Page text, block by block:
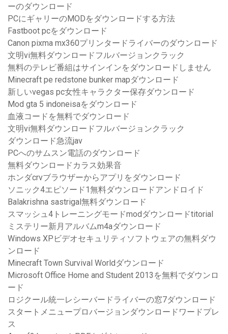
ーのダウンロード
PCにギャリーのMODをダウンロードする方法
Fastboot pcをダウンロード
Canon pixma mx360プリンタードライバーのダウンロード
文明vi無料ダウンロードフルバージョンクラック
無料のテレビ番組はサインインをダウンロードしません
Minecraft pe redstone bunker mapダウンロード
新しいvegas pc女性キャラクター保存ダウンロード
Mod gta 5 indoneisaをダウンロード
血液コードを無料でダウンロード
文明vi無料ダウンロードフルバージョンクラック
ダウンロード急流jav
PCへのサムスン電話のダウンロード
無料ダウンロードカラス効果音
ホンダcrvブラウザーからアプリをダウンロード
ソニック4エピソード1無料ダウンロードアンドロイド
Balakrishna sastrigal無料ダウンロード
スマッシュ4トレーニングモードmodダウンロードtitorial
ミステリー新月アルバムm4aダウンロード
Windows XPビデオセキュリティソフトウェアの無料ダウ
ンロード
Minecraft Town Survival Worldダウンロード
Microsoft Office Home and Student 2013を無料でダウンロ
ード
ロジクール統一レシーバードライバーの窓7ダウンロード
スタートメニュープロバージョンダウンロードワードプレ
ス